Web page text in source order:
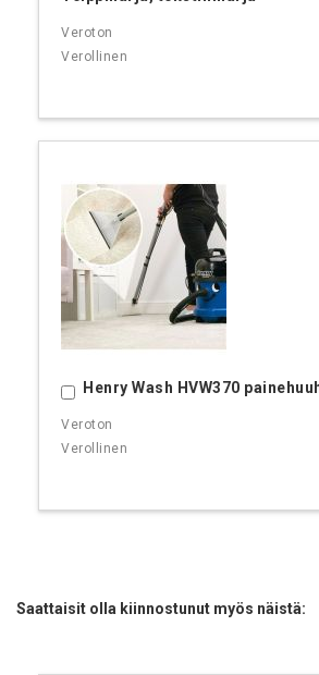
Henry Wash HVW370
Ostoskoriin
Saattaisit olla kiinnostunut myös näistä: